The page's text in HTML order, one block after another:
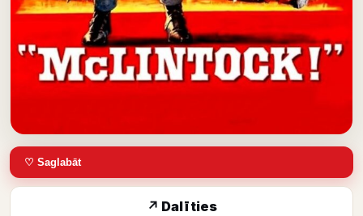
♡ Saglabāt
↗ Dalīties